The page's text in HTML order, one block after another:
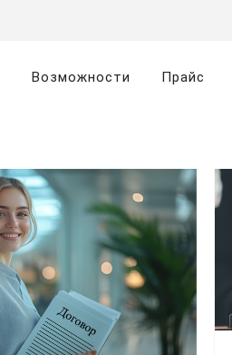
Возможности Прайс